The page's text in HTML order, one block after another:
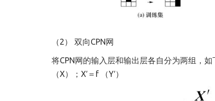
（2） 双向CPN网
将CPN网的输入层和输出层各自分为两组，
（X）；X′＝f （Y′）